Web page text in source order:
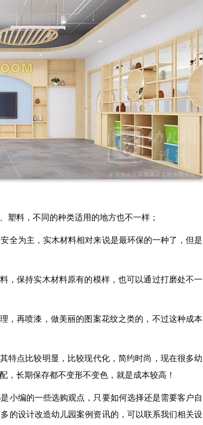
塑料 ，不同的种类适用的地方也不一样；
全为主，实木材料相对来说是最环保的一种了，但是
，保持实木材料原有的模样，也可以通过打磨处不一
，再喷漆，做美丽的图案花纹之类的，不过这种成本
特点比较明显，比较现代化，简约时尚，现在很多幼
，长期保存都不变形不变色，就是成本较高！
小编的一些选购观点，只要如何选择还是需要客户自
的设计改造幼儿园案例资讯的，可以联系我们相关设